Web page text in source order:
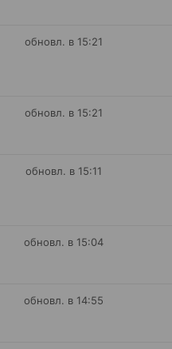
обновл. в 15:21
обновл. в 15:21
обновл. в 15:11
обновл. в 15:04
обновл. в 14:55